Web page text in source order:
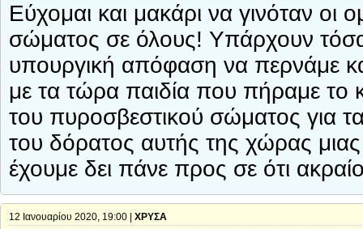
Εύχομαι και μακάρι να γινόταν
σώματος σε όλους! Υπάρχουν
υπουργική απόφαση να περνάμε
με τα τώρα παιδία που πήραμε το
του πυροσβεστικού σώματος για
του δόρατος αυτής της χώρας μιας
έχουμε δει πάνε προς σε ότι
12 Ιανουαρίου 2020, 19:00 | ΧΡΥΣΑ